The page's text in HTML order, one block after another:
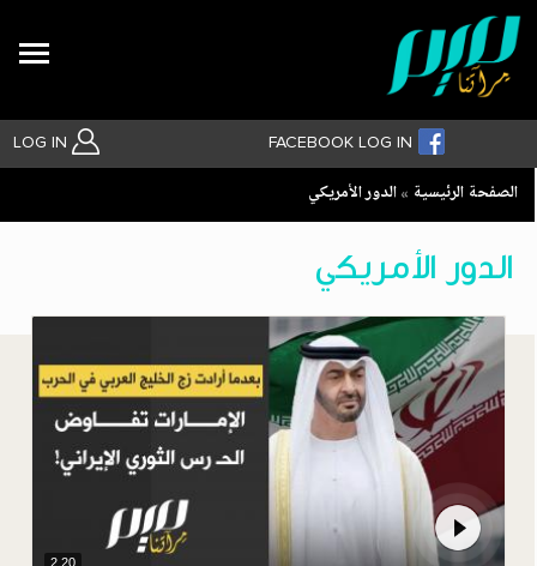
LOG IN FACEBOOK LOG IN
Breadcrumb
الصفحة الرئيسية الدور الأمريكي
الدور الأمريكي
2.20